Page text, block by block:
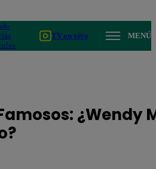
TV en vivo MENÚ
¿Wendy